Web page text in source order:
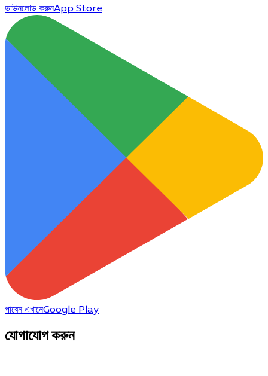
ডাউনলোড করুনApp Store
পাবেন এখানেGoogle Play
যোগাযোগ করুন